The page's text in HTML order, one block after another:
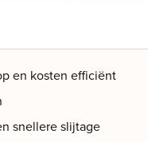
en kosten efficiënt
snellere slijtage